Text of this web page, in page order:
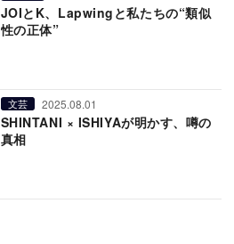
JOIとK、Lapwingと私たちの“類似
性の正体”
文芸 2025.08.01
SHINTANI × ISHIYAが明かす、噂の
真相